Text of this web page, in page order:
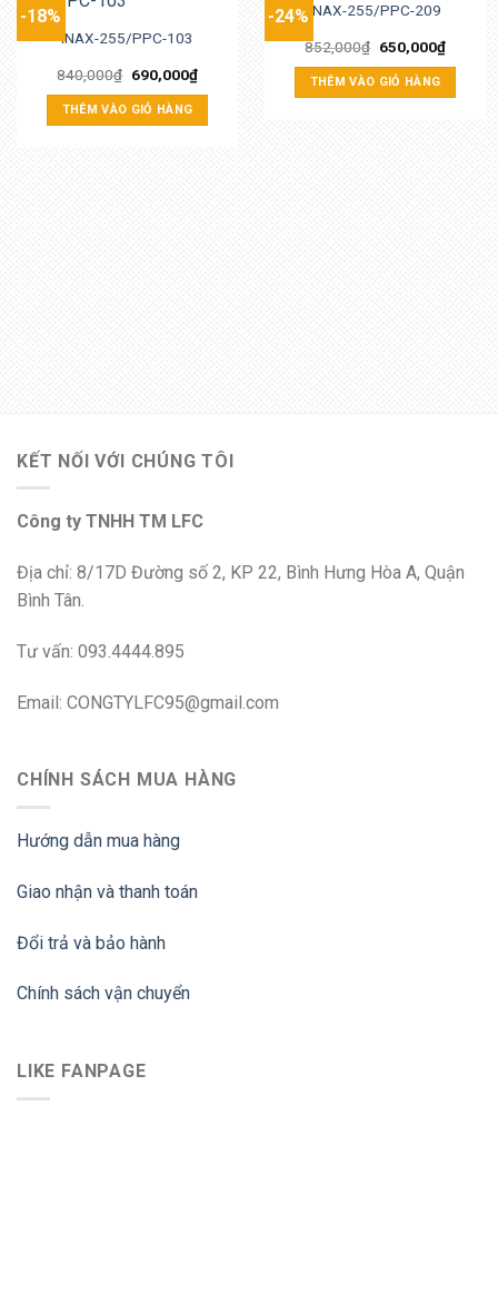
-18%
INAX-255/PPC-103
840,000₫ 690,000₫
THÊM VÀO GIỎ HÀNG
-24% INAX-255/PPC-209
852,000₫ 650,000₫
THÊM VÀO GIỎ HÀNG
KẾT NỐI VỚI CHÚNG TÔI
Công ty TNHH TM LFC
Địa chỉ: 8/17D Đường số 2, KP 22, Bình Hưng Hòa A, Quận
Bình Tân.
Tư vấn: 093.4444.895
Email: CONGTYLFC95@gmail.com
CHÍNH SÁCH MUA HÀNG
Hướng dẫn mua hàng
Giao nhận và thanh toán
Đổi trả và bảo hành
Chính sách vận chuyển
LIKE FANPAGE